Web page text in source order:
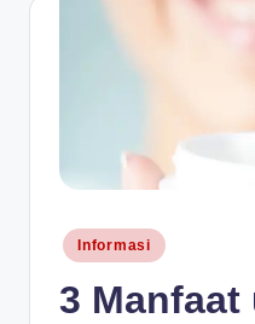
Posted
in
Informasi
3